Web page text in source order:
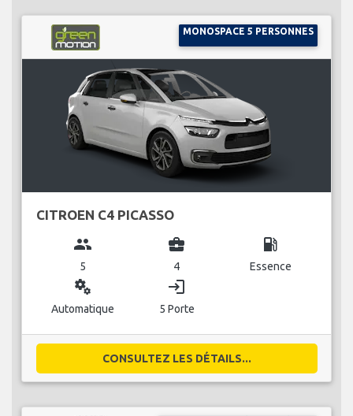
MONOSPACE 5 PERSONNES
CITROEN C4 PICASSO
group
5
business_center
4
local_gas_station
Essence
miscellaneous_services
Automatique
login
5 Porte
CONSULTEZ LES DÉTAILS...